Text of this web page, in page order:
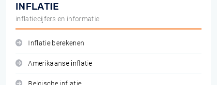
INFLATIE
inflatiecijfers en informatie
Inflatie berekenen
Amerikaanse inflatie